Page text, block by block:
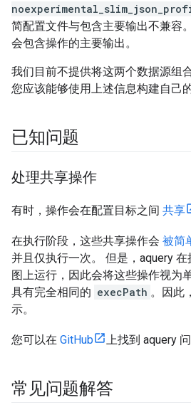
简配置文件与包含主要输出不兼容
会包含操作的主要输出。
我们目前不提供将这两个数据源组
您应该能够使用上述信息构建自己的
已知问题
处理共享操作
有时，操作会在配置目标之间 共享
在执行阶段，这些共享操作会 被简
并且仅执行一次。 但是，aquery
图上运行，因此会将这些操作视为
具有完全相同的 execPath 。因此
示。
您可以在 GitHub 上找到 aquery
常见问题解答